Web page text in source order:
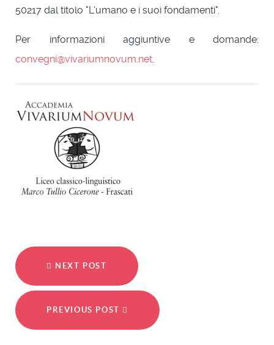
50217 dal titolo "L'umano e i suoi fondamenti".
Per informazioni aggiuntive e domande:
convegni@vivariumnovum.net
NEXT POST
PREVIOUS POST